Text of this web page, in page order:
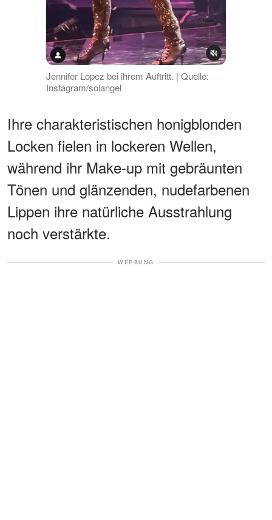
Jennifer Lopez bei ihrem Auftritt. | Quelle:
Instagram/solangel
Ihre charakteristischen honigblonden
Locken fielen in lockeren Wellen,
während ihr Make-up mit gebräunten
Tönen und glänzenden, nudefarbenen
Lippen ihre natürliche Ausstrahlung
noch verstärkte.
WERBUNG